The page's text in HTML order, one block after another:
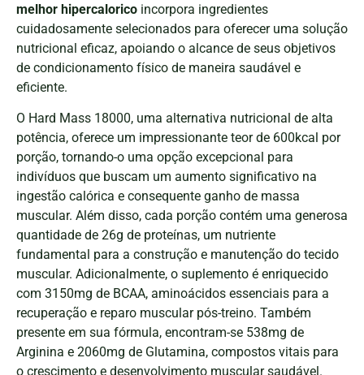
melhor hipercalorico incorpora ingredientes
cuidadosamente selecionados para oferecer uma solução
nutricional eficaz, apoiando o alcance de seus objetivos
de condicionamento físico de maneira saudável e
eficiente.
O Hard Mass 18000, uma alternativa nutricional de alta
potência, oferece um impressionante teor de 600kcal por
porção, tornando-o uma opção excepcional para
indivíduos que buscam um aumento significativo na
ingestão calórica e consequente ganho de massa
muscular. Além disso, cada porção contém uma generosa
quantidade de 26g de proteínas, um nutriente
fundamental para a construção e manutenção do tecido
muscular. Adicionalmente, o suplemento é enriquecido
com 3150mg de BCAA, aminoácidos essenciais para a
recuperação e reparo muscular pós-treino. Também
presente em sua fórmula, encontram-se 538mg de
Arginina e 2060mg de Glutamina, compostos vitais para
o crescimento e desenvolvimento muscular saudável.